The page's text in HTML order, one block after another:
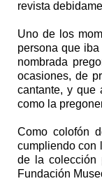
revista
Uno de los
persona que
nombrada
ocasiones, de
cantante, y que
como la
Como colofón
cumpliendo con
de la colección
Fundación